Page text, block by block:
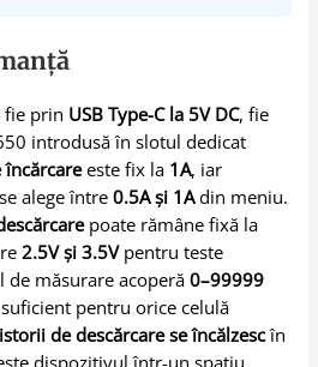
fie prin USB Type-C la 5V DC, fie
introdusă în slotul dedicat
încărcareeste fix la 1A, iar
alege între0.5A și 1Adin meniu.
poate rămâne fixă la
2.5V și 3.5Vpentru teste
de măsurare acoperă0–99999
pentru orice celulă
de descărcare se încălzescîn